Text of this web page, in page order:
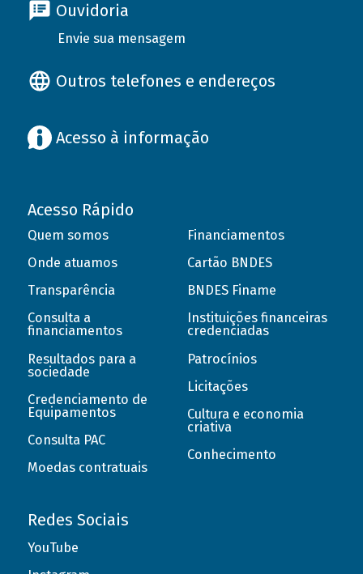
Ouvidoria
Envie sua mensagem
Outros telefones e endereços
Acesso à informação
Acesso Rápido
Quem somos
Onde atuamos
Transparência
Consulta a
financiamentos
Resultados para a
sociedade
Credenciamento de
Equipamentos
Consulta PAC
Moedas contratuais
Financiamentos
Cartão BNDES
BNDES Finame
Instituições financeiras
credenciadas
Patrocínios
Licitações
Cultura e economia
criativa
Conhecimento
Redes Sociais
YouTube